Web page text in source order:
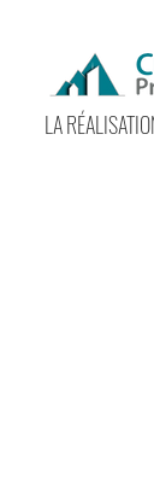
LA